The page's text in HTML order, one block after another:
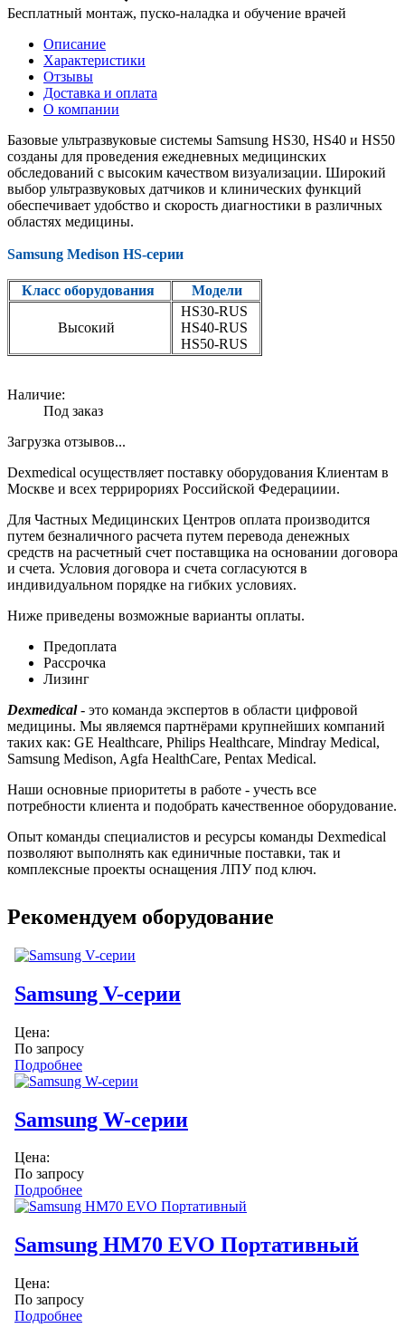
Бесплатный монтаж, пуско-наладка и обучение врачей
Описание
Характеристики
Отзывы
Доставка и оплата
О компании
Базовые ультразвуковые системы Samsung HS30, HS40 и HS50
созданы для проведения ежедневных медицинских
обследований с высоким качеством визуализации. Широкий
выбор ультразвуковых датчиков и клинических функций
обеспечивает удобство и скорость диагностики в различных
областях медицины.
Samsung Medison HS-серии
Класс оборудования Модели
Высокий
HS30-RUS
HS40-RUS
HS50-RUS
Наличие:
Под заказ
Загрузка отзывов...
Dexmedical осуществляет поставку оборудования Клиентам в
Москве и всех террирориях Российской Федерациии.
Для Частных Медицинских Центров оплата производится
путем безналичного расчета путем перевода денежных
средств на расчетный счет поставщика на основании договора
и счета. Условия договора и счета согласуются в
индивидуальном порядке на гибких условиях.
Ниже приведены возможные варианты оплаты.
Предоплата
Рассрочка
Лизинг
Dexmedical- это команда экспертов в области цифровой
медицины. Мы являемся партнёрами крупнейших компаний
таких как: GE Healthcare, Philips Healthcare, Mindray Medical,
Samsung Medison, Agfa HealthCare, Pentax Medical.
Наши основные приоритеты в работе - учесть все
потребности клиента и подобрать качественное оборудование.
Опыт команды специалистов и ресурсы команды Dexmedical
позволяют выполнять как единичные поставки, так и
комплексные проекты оснащения ЛПУ под ключ.
Рекомендуем оборудование
Samsung V-серии
Цена:
По запросу
Подробнее
Samsung W-серии
Цена:
По запросу
Подробнее
Samsung HM70 EVO Портативный
Цена:
По запросу
Подробнее